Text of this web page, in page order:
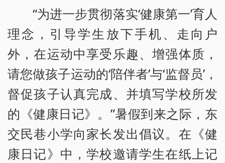
“为进一步贯彻落实‘健康第一’育人
理念，引导学生放下手机、走向户
外，在运动中享受乐趣、增强体质，
请您做孩子运动的‘陪伴者’与‘监督员’，
督促孩子认真完成、并填写学校所发
的《健康日记》。”暑假到来之际，东
交民巷小学向家长发出倡议。在《健
康日记》中，学校邀请学生在纸上记